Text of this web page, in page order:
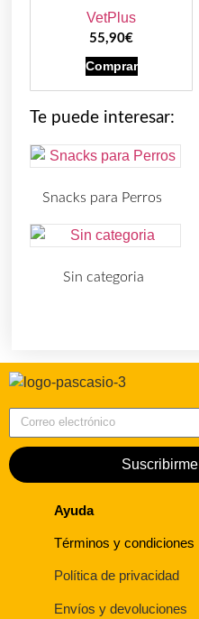
VetPlus
55,90€
Comprar
Te puede interesar:
Snacks para Perros
Sin categoria
Suscribirme
Ayuda
Términos y condiciones
Política de privacidad
Envíos y devoluciones